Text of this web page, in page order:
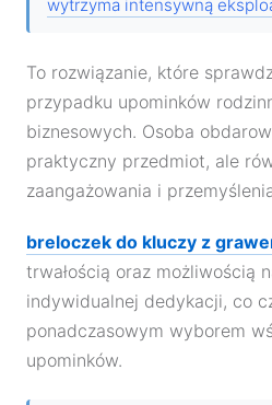
wytrzyma intensywną
To rozwiązanie, które
przypadku upominków
biznesowych. Osoba
praktyczny przedmiot, ale
zaangażowania i
breloczek do kluczy z
trwałością oraz możliwością
indywidualnej dedykacji, co
ponadczasowym wyborem
upominków.